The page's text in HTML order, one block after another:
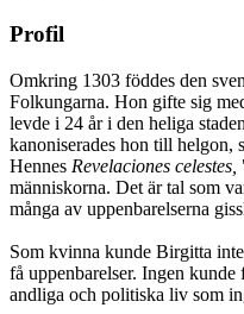
Profil
Omkring 1303 föddes den
Folkungarna. Hon gifte sig
levde i 24 år i den heliga
kanoniserades hon till helgon,
Hennes Revelaciones celestes,
människorna. Det är tal som
många av uppenbarelserna
Som kvinna kunde Birgitta
få uppenbarelser. Ingen
andliga och politiska liv som